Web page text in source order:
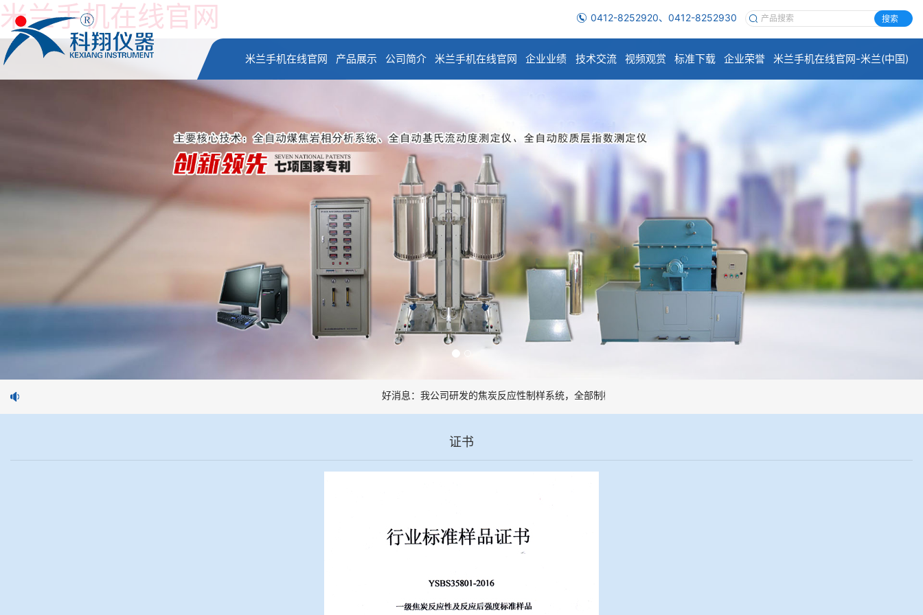
米兰手机在线官网 0412-8252920、0412-8252930 搜索
米兰手机在线官网 产品展示 公司简介 米兰手机在线官网 企业业绩 技术交流 视频观赏 标准下载 企业荣誉 米兰手机在线官网-米兰(中国)
好消息：我公司研发的焦炭反应性制样系统，全部制样过程机械化操作，没有人为误差，焦球形状与人工制焦球法一致或优于人
证书